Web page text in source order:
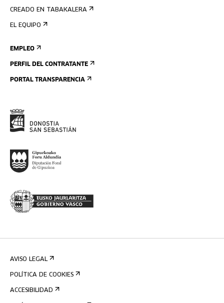
CREADO EN TABAKALERA
EL EQUIPO
EMPLEO
PERFIL DEL CONTRATANTE
PORTAL TRANSPARENCIA
AVISO LEGAL
POLÍTICA DE COOKIES
ACCESIBILIDAD